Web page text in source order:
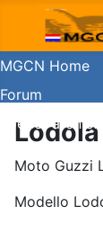
MGCN Home
Forum
Koerier archief
Moto Guzzi
Modello